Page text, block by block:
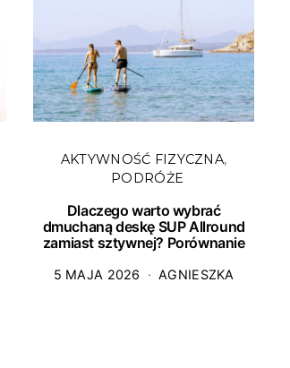
AKTYWNOŚĆ FIZYCZNA
PODRÓŻE
Dlaczego warto wybrać
dmuchaną deskę SUP Allround
zamiast sztywnej? Porównanie
5 MAJA 2026 AGNIESZKA